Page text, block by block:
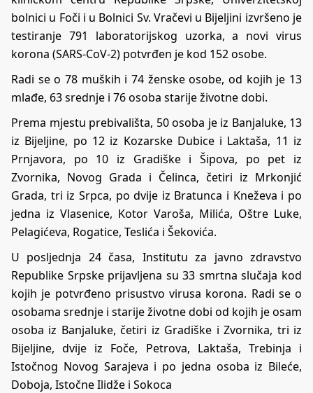
bolnici u Foči i u Bolnici Sv. Vračevi u Bijeljini izvršeno je
testiranje 791 laboratorijskog uzorka, a novi virus
korona (SARS-CoV-2) potvrđen je kod 152 osobe.
Radi se o 78 muških i 74 ženske osobe, od kojih je 13
mlađe, 63 srednje i 76 osoba starije životne dobi.
Prema mjestu prebivališta, 50 osoba je iz Banjaluke, 13
iz Bijeljine, po 12 iz Kozarske Dubice i Laktaša, 11 iz
Prnjavora, po 10 iz Gradiške i Šipova, po pet iz
Zvornika, Novog Grada i Čelinca, četiri iz Mrkonjić
Grada, tri iz Srpca, po dvije iz Bratunca i Kneževa i po
jedna iz Vlasenice, Kotor Varoša, Milića, Oštre Luke,
Pelagićeva, Rogatice, Teslića i Šekovića.
U posljednja 24 časa, Institutu za javno zdravstvo
Republike Srpske prijavljena su 33 smrtna slučaja kod
kojih je potvrđeno prisustvo virusa korona. Radi se o
osobama srednje i starije životne dobi od kojih je osam
osoba iz Banjaluke, četiri iz Gradiške i Zvornika, tri iz
Bijeljine, dvije iz Foče, Petrova, Laktaša, Trebinja i
Istočnog Novog Sarajeva i po jedna osoba iz Bileće,
Doboja, Istočne Ilidže i Sokoca